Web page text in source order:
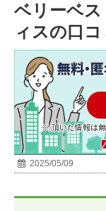
ベリーベス
ィスの口
2025/05/09